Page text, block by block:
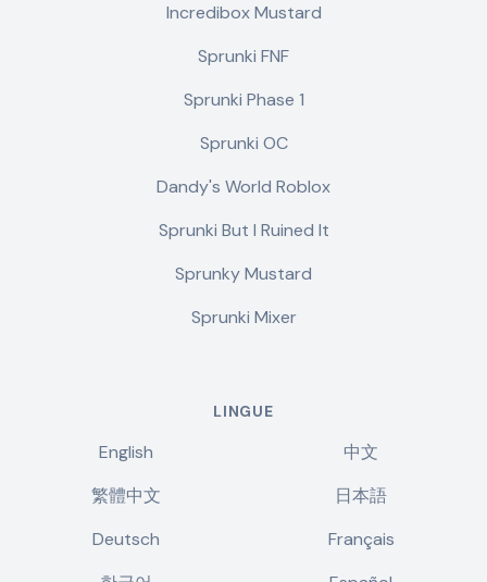
Incredibox Mustard
Sprunki FNF
Sprunki Phase 1
Sprunki OC
Dandy's World Roblox
Sprunki But I Ruined It
Sprunky Mustard
Sprunki Mixer
LINGUE
English
中文
繁體中文
日本語
Deutsch
Français